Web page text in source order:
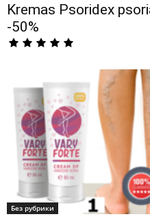
Kremas Psoridex
-50%
Без рубрики